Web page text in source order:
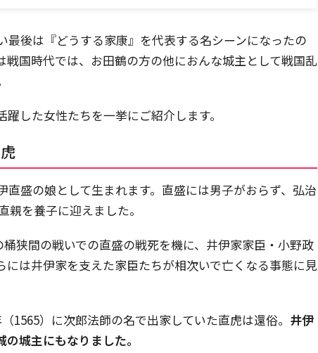
最後は『どうする家康』を代表する名シーンになったの
戦国時代では、お田鶴の方の他におんな城主として戦国乱
した女性たちを一挙にご紹介します。
直盛の娘として生まれます。直盛には男子がおらず、弘治
親を養子に迎えました。
桶狭間の戦いでの直盛の戦死を機に、井伊家家臣・小野政
には井伊家を支えた家臣たちが相次いで亡くなる事態に見
1565）に次郎法師の名で出家していた直虎は還俗。 井伊
城主にもなりました。